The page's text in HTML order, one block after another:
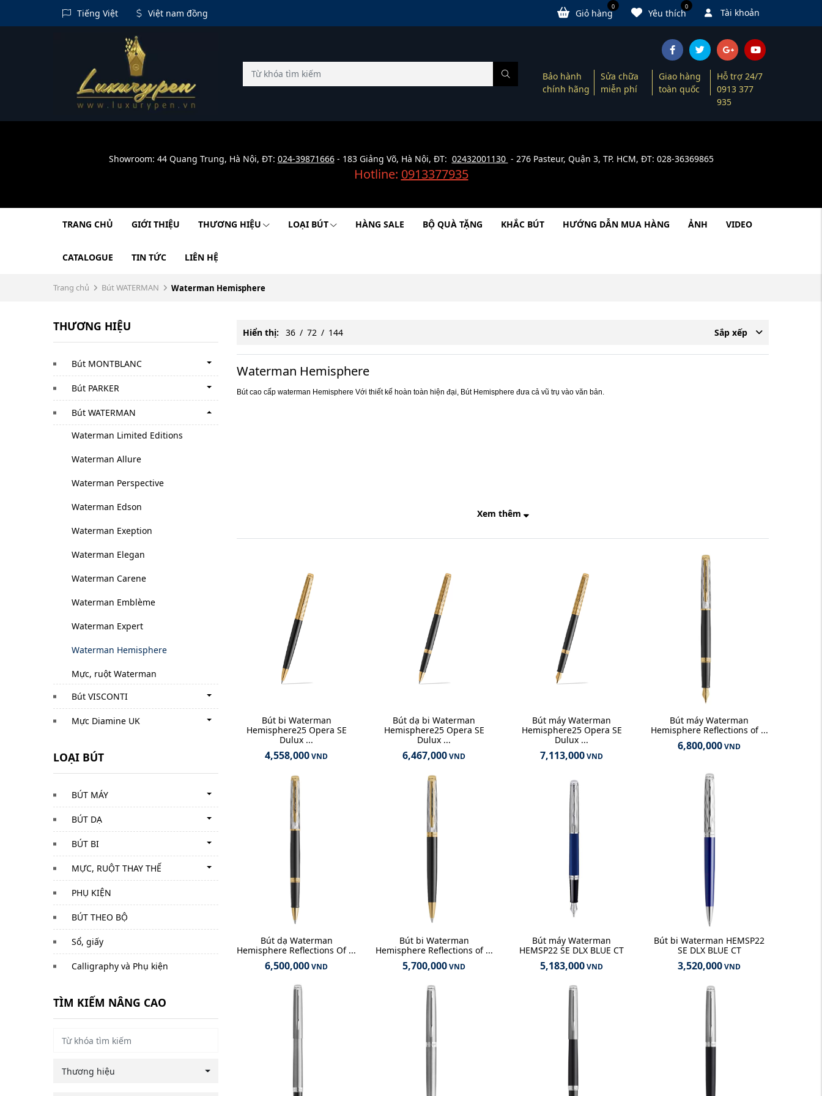
Tiếng Việt Việt nam đồng Tài khoản
0
Yêu thích
0
Giỏ hàng
Bảo hành
chính hãng
Sửa chữa
miễn phí
Giao hàng
toàn quốc
Hỗ trợ 24/7
0913 377
935
Showroom: 44 Quang Trung, Hà Nội, ĐT: 024-39871666- 183 Giảng Võ, Hà Nội, ĐT: 02432001130 - 276 Pasteur, Quận 3, TP. HCM, ĐT: 028-36369865
Hotline: 0913377935
TRANG CHỦ GIỚI THIỆU THƯƠNG HIỆU LOẠI BÚT HÀNG SALE BỘ QUÀ TẶNG KHẮC BÚT HƯỚNG DẪN MUA HÀNG ẢNH VIDEO
CATALOGUE TIN TỨC LIÊN HỆ
Trang chủ Bút WATERMAN Waterman Hemisphere
THƯƠNG HIỆU
Bút MONTBLANC
Bút PARKER
Bút WATERMAN
Waterman Limited Editions
Waterman Allure
Waterman Perspective
Waterman Edson
Waterman Exeption
Waterman Elegan
Waterman Carene
Waterman Emblème
Waterman Expert
Waterman Hemisphere
Mực, ruột Waterman
Bút VISCONTI
Mực Diamine UK
LOẠI BÚT
BÚT MÁY
BÚT DẠ
BÚT BI
MỰC, RUỘT THAY THẾ
PHỤ KIỆN
BÚT THEO BỘ
Sổ, giấy
Calligraphy và Phụ kiện
TÌM KIẾM NÂNG CAO
Thương hiệu
Hiển thị: 36 / 72 / 144 Sắp xếp
Waterman Hemisphere
Bút cao cấp waterman Hemisphere Với thiết kế hoàn toàn hiện đại, Bút Hemisphere đưa cả vũ trụ vào văn bản.
Xem thêm
Bút bi Waterman
Hemisphere25 Opera SE
Dulux ...
4,558,000VND
Bút dạ bi Waterman
Hemisphere25 Opera SE
Dulux ...
6,467,000VND
Bút máy Waterman
Hemisphere25 Opera SE
Dulux ...
7,113,000VND
Bút máy Waterman
Hemisphere Reflections of ...
6,800,000VND
Bút dạ Waterman
Hemisphere Reflections Of ...
6,500,000VND
Bút bi Waterman
Hemisphere Reflections of ...
5,700,000VND
Bút máy Waterman
HEMSP22 SE DLX BLUE CT
5,183,000VND
Bút bi Waterman HEMSP22
SE DLX BLUE CT
3,520,000VND